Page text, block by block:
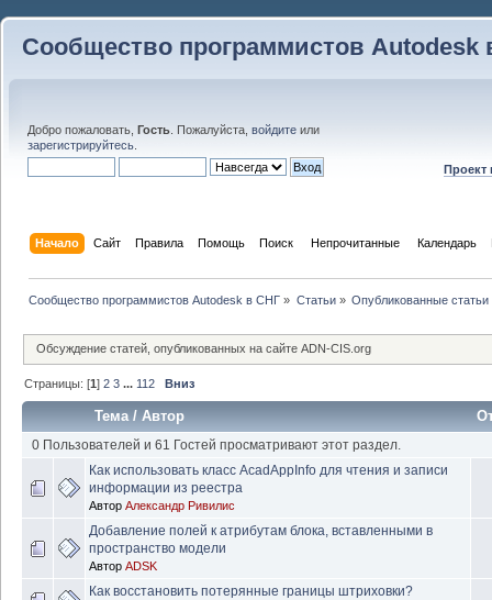
Сообщество программистов Autodesk
Добро пожаловать, Гость . Пожалуйста, войдите или
зарегистрируйтесь
Проект
Начало Сайт Правила Помощь Поиск Непрочитанные Календарь
Сообщество программистов Autodesk в СНГ » Статьи» Опубликованные статьи
Обсуждение статей, опубликованных на сайте ADN-CIS.org
Страницы: [1]2 3 ... 112 Вниз
Тема /Автор
0 Пользователей и 61 Гостей просматривают этот раздел.
Как использовать класс AcadAppInfo для чтения и записи
информации из реестра
Автор Александр Ривилис
Добавление полей к атрибутам блока, вставленными в
пространство модели
Автор ADSK
Как восстановить потерянные границы штриховки?